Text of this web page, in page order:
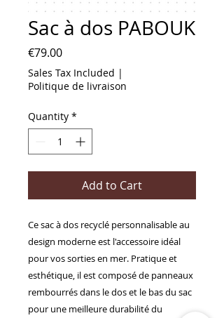
Sac à dos PABOUK
€79.00Price
Sales Tax Included |
Politique de livraison
Quantity *
Add to Cart
Ce sac à dos recyclé personnalisable au
design moderne est l'accessoire idéal
pour vos sorties en mer. Pratique et
esthétique, il est composé de panneaux
rembourrés dans le dos et le bas du sac
pour une meilleure durabilité du